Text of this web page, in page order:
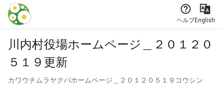
本文に飛ぶ
ヘルプEnglish
川内村役場ホームページ＿２０１２０
５１９更新
カワウチムラヤクバホームページ＿２０１２０５１９コウシン